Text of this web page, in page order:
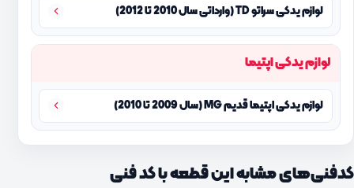
لوازم یدکی سراتو TD (وارداتی سال 2010 تا 2012)
لوازم یدکی اپتیما
لوازم یدکی اپتیما قدیم MG (سال 2009 تا 2010)
کدفنی‌های مشابه این قطعه با کد فنی